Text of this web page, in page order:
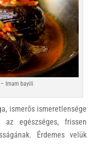
Imam bayili
ismerős ismeretlensége
egészséges, frissen
Érdemes velük